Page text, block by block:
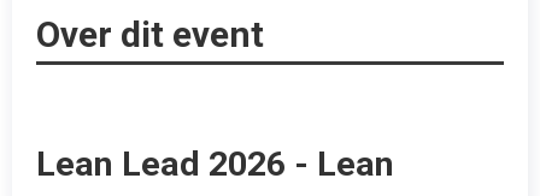
Over dit event
Lean Lead 2026 - Lean